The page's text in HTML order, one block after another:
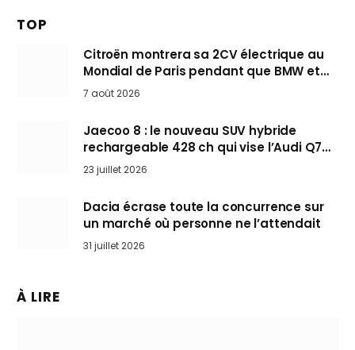
TOP
Citroën montrera sa 2CV électrique au
Mondial de Paris pendant que BMW et
Mini désertent le salon
7 août 2026
Jaecoo 8 : le nouveau SUV hybride
rechargeable 428 ch qui vise l’Audi Q7
arrive en Europe cet automne
23 juillet 2026
Dacia écrase toute la concurrence sur
un marché où personne ne l’attendait
31 juillet 2026
À LIRE